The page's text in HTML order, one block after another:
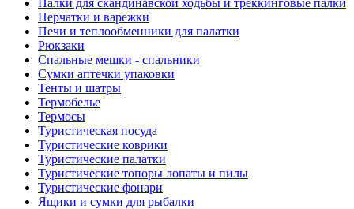
Палки для скандинавской ходьбы и треккинговые палки
Перчатки и варежки
Печи и теплообменники для палатки
Рюкзаки
Спальные мешки - спальники
Сумки аптечки упаковки
Тенты и шатры
Термобелье
Термосы
Туристическая посуда
Туристические коврики
Туристические палатки
Туристические топоры лопаты и пилы
Туристические фонари
Ящики и сумки для рыбалки